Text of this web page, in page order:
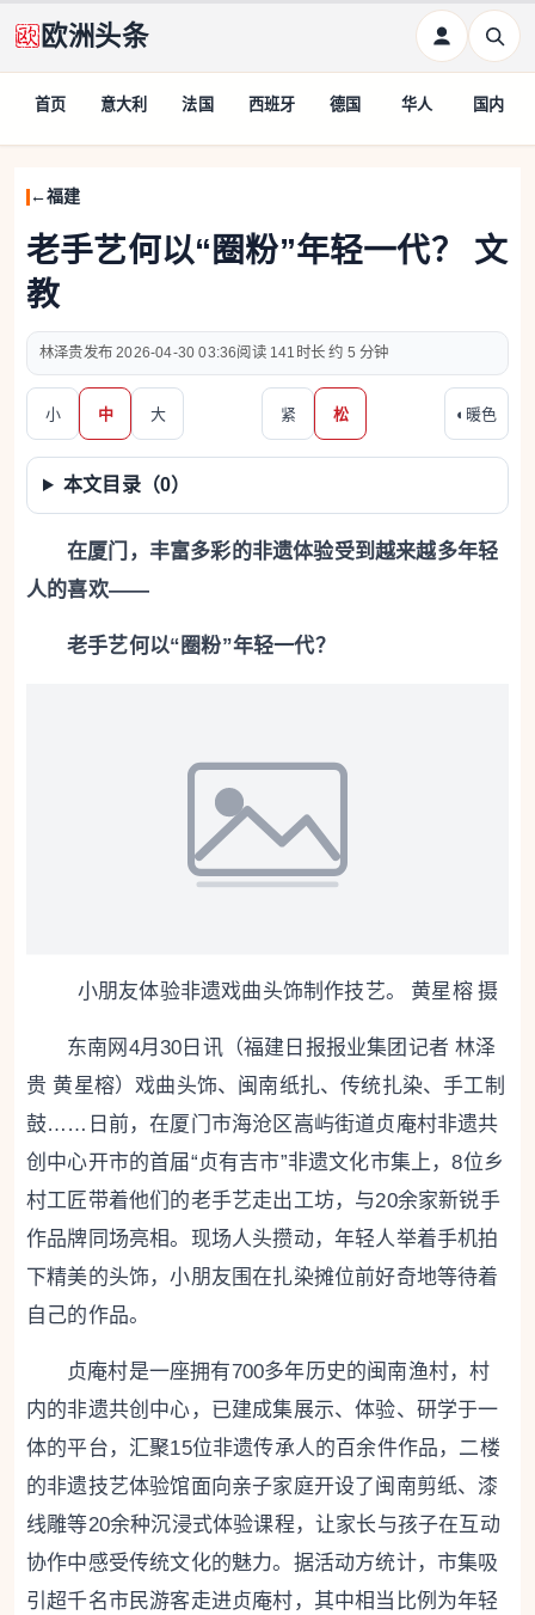
欧洲头条
首页 意大利 法国 西班牙 德国 华人 国内
福建
老手艺何以“圈粉”年轻一代？ 文
教
林泽贵 2026-04-30 03:36 141 约 5 分钟
小 中 大 紧 松 ◐ 暖色
本文目录（0）
在厦门，丰富多彩的非遗体验受到越来越多年轻
人的喜欢——
老手艺何以“圈粉”年轻一代？
小朋友体验非遗戏曲头饰制作技艺。 黄星榕 摄
东南网4月30日讯（福建日报报业集团记者 林泽
贵 黄星榕）戏曲头饰、闽南纸扎、传统扎染、手工制
鼓……日前，在厦门市海沧区嵩屿街道贞庵村非遗共
创中心开市的首届“贞有吉市”非遗文化市集上，8位乡
村工匠带着他们的老手艺走出工坊，与20余家新锐手
作品牌同场亮相。现场人头攒动，年轻人举着手机拍
下精美的头饰，小朋友围在扎染摊位前好奇地等待着
自己的作品。
贞庵村是一座拥有700多年历史的闽南渔村，村
内的非遗共创中心，已建成集展示、体验、研学于一
体的平台，汇聚15位非遗传承人的百余件作品，二楼
的非遗技艺体验馆面向亲子家庭开设了闽南剪纸、漆
线雕等20余种沉浸式体验课程，让家长与孩子在互动
协作中感受传统文化的魅力。据活动方统计，市集吸
引超千名市民游客走进贞庵村，其中相当比例为年轻